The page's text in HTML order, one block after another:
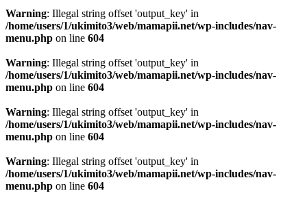
Warning: Illegal string offset 'output_key' in
/home/users/1/ukimito3/web/mamapii.net/wp-includes/nav-
menu.php on line 604
Warning: Illegal string offset 'output_key' in
/home/users/1/ukimito3/web/mamapii.net/wp-includes/nav-
menu.php on line 604
Warning: Illegal string offset 'output_key' in
/home/users/1/ukimito3/web/mamapii.net/wp-includes/nav-
menu.php on line 604
Warning: Illegal string offset 'output_key' in
/home/users/1/ukimito3/web/mamapii.net/wp-includes/nav-
menu.php on line 604